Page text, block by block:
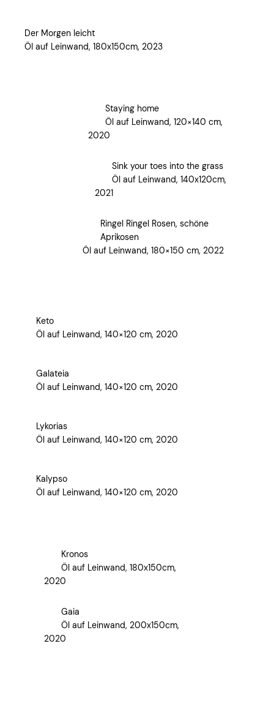
Der Morgen leicht
Öl auf Leinwand, 180x150cm, 2023
Staying home
Öl auf Leinwand, 120×140 cm,
2020
Sink your toes into the grass
Öl auf Leinwand, 140x120cm,
2021
Ringel Ringel Rosen, schöne
Aprikosen
Öl auf Leinwand, 180×150 cm, 2022
Keto
Öl auf Leinwand, 140×120 cm, 2020
Galateia
Öl auf Leinwand, 140×120 cm, 2020
Lykorias
Öl auf Leinwand, 140×120 cm, 2020
Kalypso
Öl auf Leinwand, 140×120 cm, 2020
Kronos
Öl auf Leinwand, 180x150cm,
2020
Gaia
Öl auf Leinwand, 200x150cm,
2020